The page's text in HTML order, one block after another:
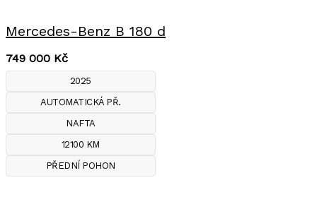
Mercedes-Benz B 180 d
749 000 Kč
2025
AUTOMATICKÁ PŘ.
NAFTA
12100 KM
PŘEDNÍ POHON